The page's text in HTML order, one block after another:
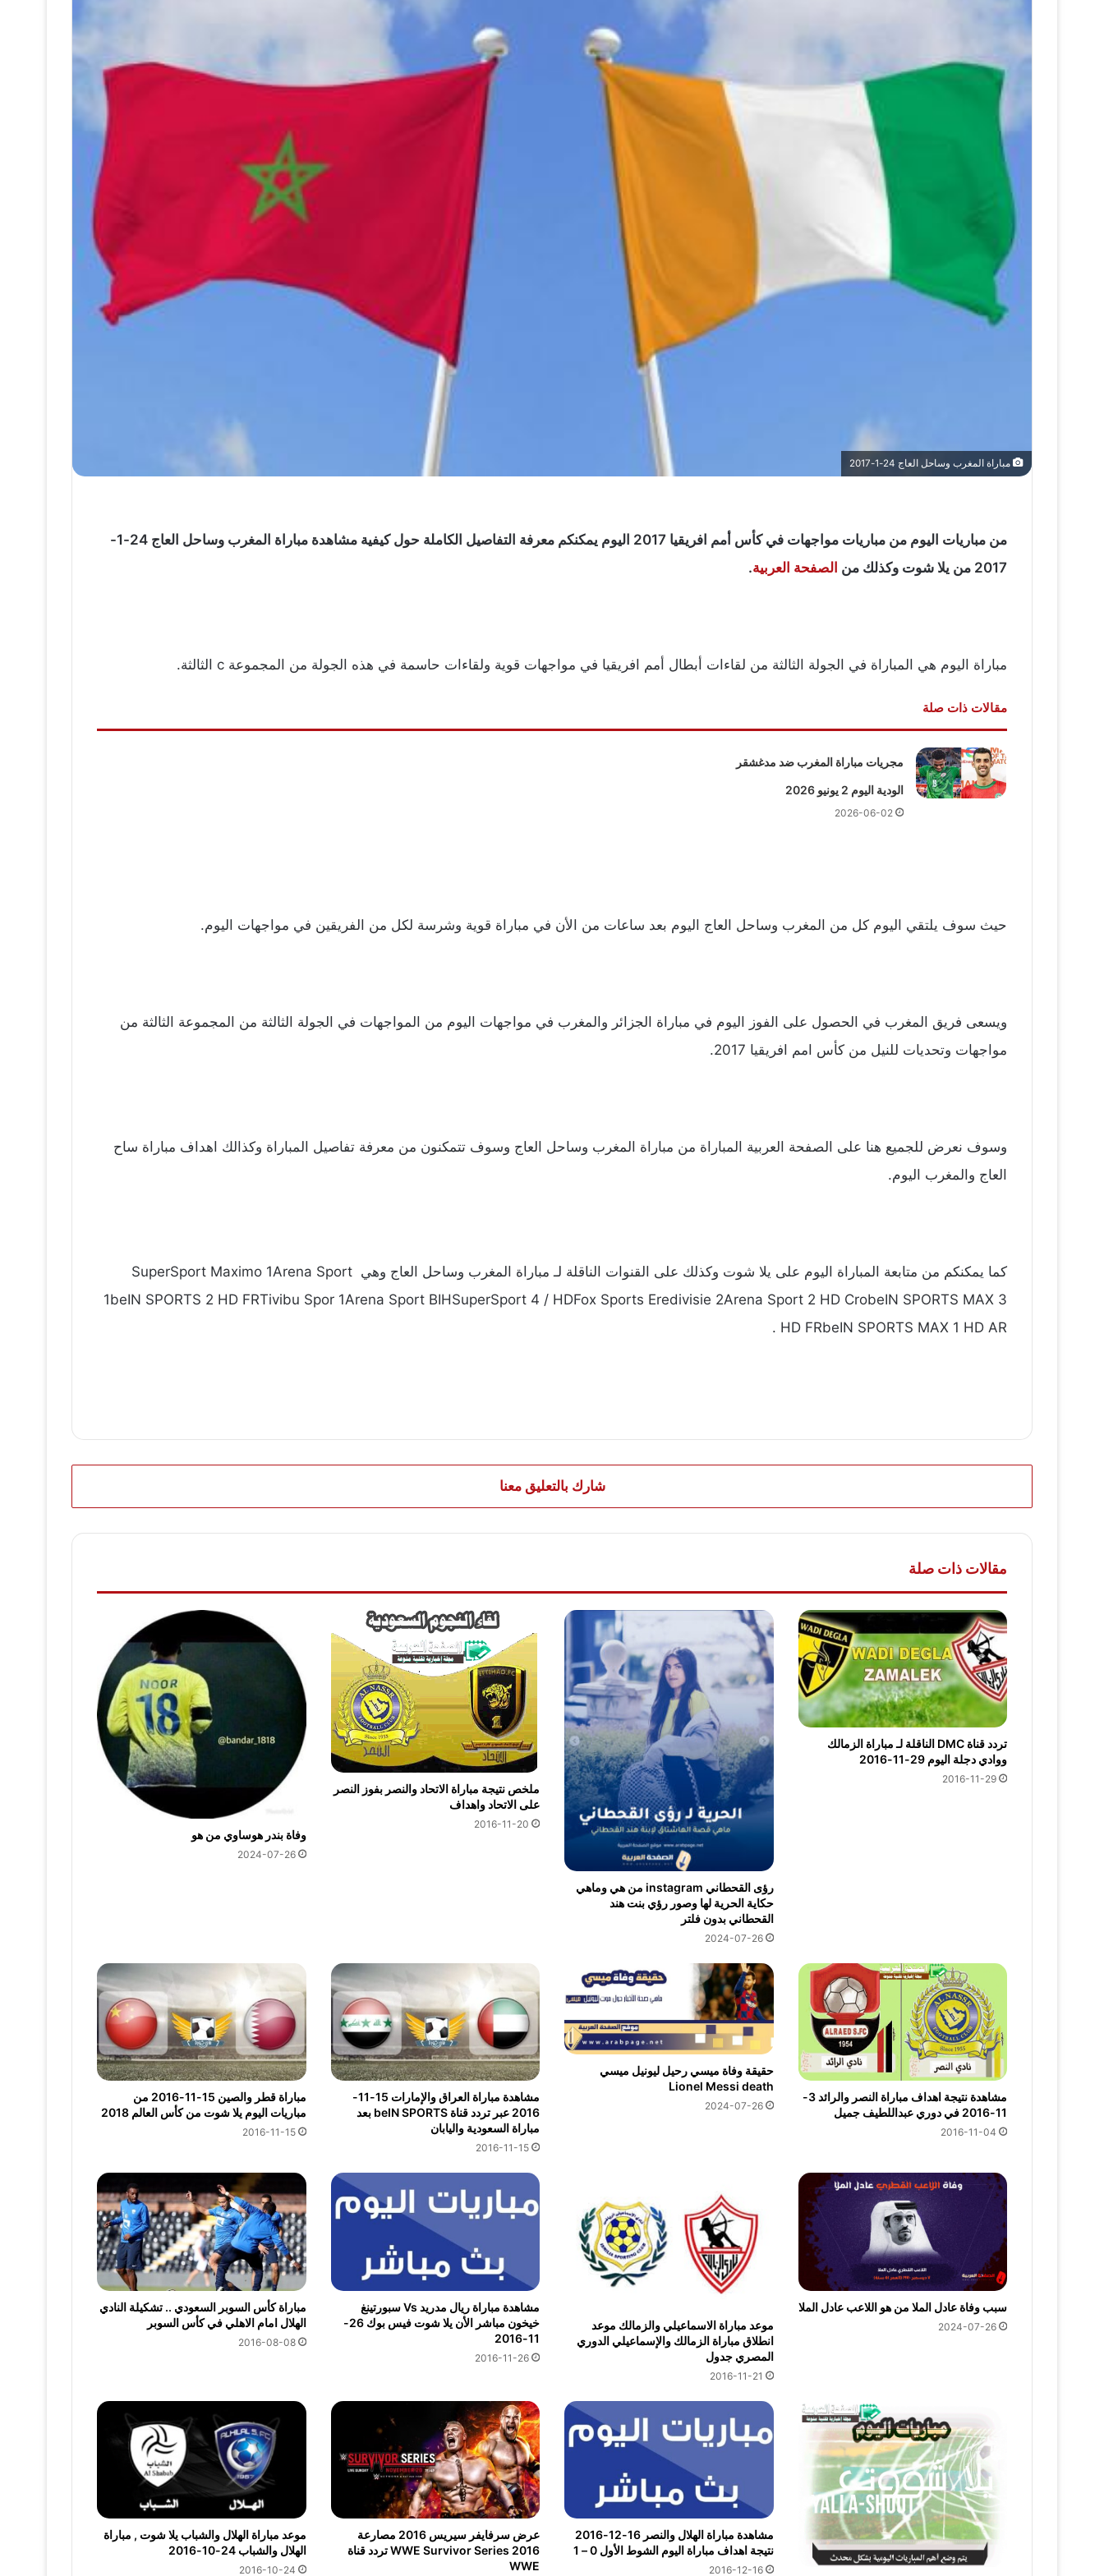
مباراة المغرب وساحل العاج 24-1-2017
من مباريات اليوم من مباريات مواجهات في كأس أمم افريقيا 2017 اليوم يمكنكم معرفة التفاصيل الكاملة حول كيفية مشاهدة مباراة المغرب وساحل العاج 24-1-
2017 من يلا شوت وكذلك من
الصفحة العربية.
مباراة اليوم هي المباراة في الجولة الثالثة من لقاءات أبطال أمم افريقيا في مواجهات قوية ولقاءات حاسمة في هذه الجولة من المجموعة c الثالثة.
مقالات ذات صلة
مجريات مباراة المغرب ضد مدغشقر
الودية اليوم 2 يونيو 2026
2026-06-02
حيث سوف يلتقي اليوم كل من المغرب وساحل العاج اليوم بعد ساعات من الأن في مباراة قوية وشرسة لكل من الفريقين في مواجهات اليوم.
ويسعى فريق المغرب في الحصول على الفوز اليوم في مباراة الجزائر والمغرب في مواجهات اليوم من المواجهات في الجولة الثالثة من المجموعة الثالثة من
مواجهات وتحديات للنيل من كأس امم افريقيا 2017.
وسوف نعرض للجميع هنا على الصفحة العربية المباراة من مباراة المغرب وساحل العاج وسوف تتمكنون من معرفة تفاصيل المباراة وكذالك اهداف مباراة ساح
العاج والمغرب اليوم.
كما يمكنكم من متابعة المباراة اليوم على يلا شوت وكذلك على القنوات الناقلة لـ مباراة المغرب وساحل العاج وهي SuperSport Maximo 1Arena Sport
1beIN SPORTS 2 HD FRTivibu Spor 1Arena Sport BIHSuperSport 4 / HDFox Sports Eredivisie 2Arena Sport 2 HD CrobeIN SPORTS MAX 3
HD FRbeIN SPORTS MAX 1 HD AR .
شارك بالتعليق معنا
مقالات ذات صلة
تردد قناة DMC الناقلة لـ مباراة الزمالك
ووادي دجلة اليوم 29-11-2016
2016-11-29
رؤى القحطاني instagram من هي وماهي
حكاية الحرية لها وصور رؤي بنت هند
القحطاني بدون فلتر
2024-07-26
ملخص نتيجة مباراة الاتحاد والنصر بفوز النصر
على الاتحاد واهداف
2016-11-20
وفاة بندر هوساوي من هو
2024-07-26
مشاهدة نتيجة اهداف مباراة النصر والرائد 3-
11-2016 في دوري عبداللطيف جميل
2016-11-04
حقيقة وفاة ميسي رحيل ليونيل ميسي
Lionel Messi death
2024-07-26
مشاهدة مباراة العراق والإمارات 15-11-
2016 عبر تردد قناة beIN SPORTS بعد
مباراة السعودية واليابان
2016-11-15
مباراة قطر والصين 15-11-2016 من
مباريات اليوم يلا شوت من كأس العالم 2018
2016-11-15
سبب وفاة عادل الملا من هو اللاعب عادل الملا
2024-07-26
موعد مباراة الاسماعيلي والزمالك موعد
انطلاق مباراة الزمالك والإسماعيلي الدوري
المصري جدول
2016-11-21
مشاهدة مباراة ريال مدريد Vs سبورتينغ
خيخون مباشر الأن يلا شوت فيس بوك 26-
11-2016
2016-11-26
مباراة كأس السوبر السعودي .. تشكيلة النادي
الهلال امام الاهلي في كأس السوبر
2016-08-08
مشاهدة مباراة الهلال والنصر 16-12-2016
نتيجة اهداف مباراة اليوم الشوط الأول 0 – 1
2016-12-16
عرض سرفايفر سيريس 2016 مصارعة
WWE Survivor Series 2016 تردد قناة
WWE
موعد مباراة الهلال والشباب يلا شوت , مباراة
الهلال والشباب 24-10-2016
2016-10-24